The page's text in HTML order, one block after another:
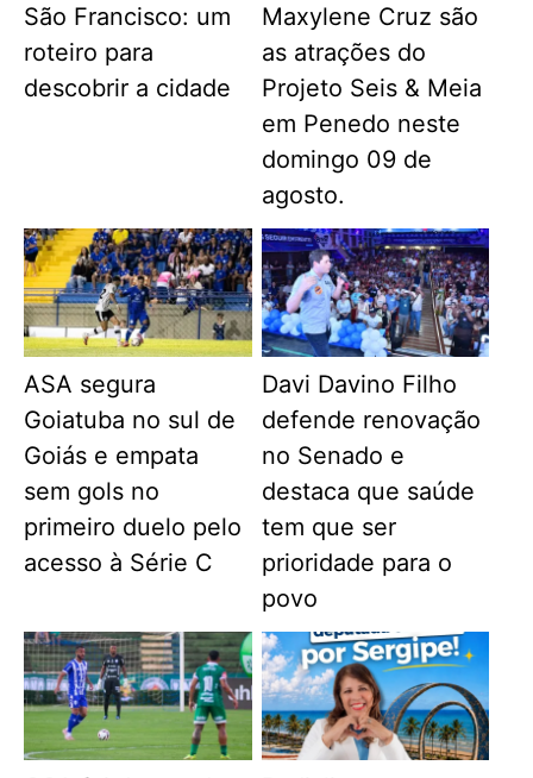
São Francisco: um
roteiro para
descobrir a cidade
Maxylene Cruz são
as atrações do
Projeto Seis & Meia
em Penedo neste
domingo 09 de
agosto.
ASA segura
Goiatuba no sul de
Goiás e empata
sem gols no
primeiro duelo pelo
acesso à Série C
Davi Davino Filho
defende renovação
no Senado e
destaca que saúde
tem que ser
prioridade para o
povo